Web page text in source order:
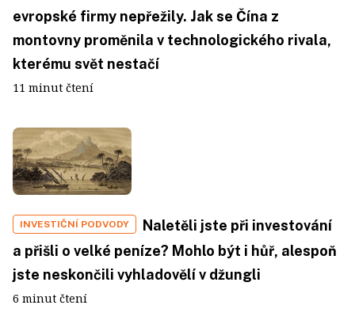
evropské firmy nepřežily. Jak se Čína z
montovny proměnila v technologického rivala,
kterému svět nestačí
11 minut čtení
INVESTIČNÍ PODVODY
Naletěli jste při investování
a přišli o velké peníze? Mohlo být i hůř, alespoň
jste neskončili vyhladovělí v džungli
6 minut čtení